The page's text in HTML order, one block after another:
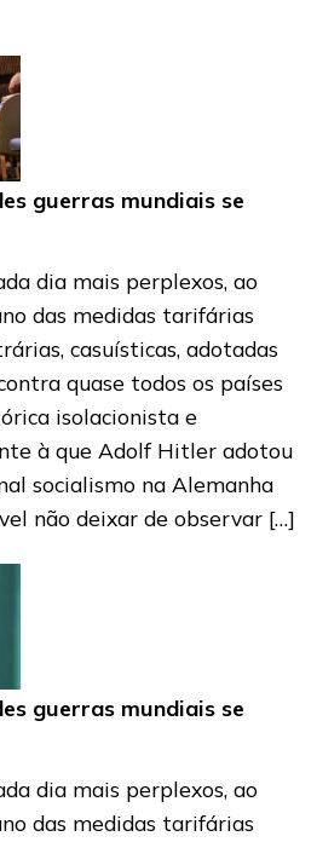
guerras mundiais se
dia mais perplexos, ao
das medidas tarifárias
casuísticas, adotadas
quase todos os países
isolacionista e
à que Adolf Hitler adotou
socialismo na Alemanha
não deixar de observar […]
guerras mundiais se
dia mais perplexos, ao
das medidas tarifárias